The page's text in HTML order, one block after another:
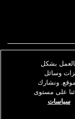
بنا
بشكل
وسائل
ونشارك
على مستوى
سياسات